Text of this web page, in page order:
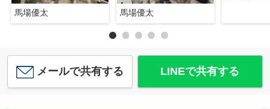
馬場優太 馬場優太
メールで共有する LINEで共有する